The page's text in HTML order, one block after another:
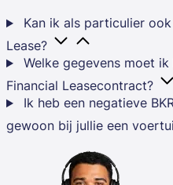
Kan ik als particulier
Lease?
Welke gegevens moet
Financial Leasecontract?
Ik heb een negatieve
gewoon bij jullie een